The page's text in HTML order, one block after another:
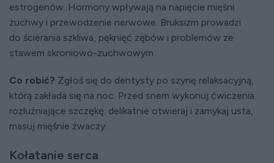
estrogenów. Hormony wpływają na napięcie mięśni
żuchwy i przewodzenie nerwowe. Bruksizm prowadzi
do ścierania szkliwa, pęknięć zębów i problemów ze
stawem skroniowo-żuchwowym.
Co robić? Zgłoś się do dentysty po szynę relaksacyjną,
którą zakłada się na noc. Przed snem wykonuj ćwiczenia
rozluźniające szczękę: delikatnie otwieraj i zamykaj usta,
masuj mięśnie żwaczy.
Kołatanie serca